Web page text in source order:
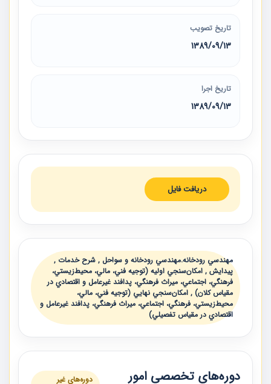
تاریخ تصویب
1389/09/13
تاریخ اجرا
1389/09/13
دریافت فایل
مهندسي رودخانه.مهندسي رودخانه و سواحل , شرح خدمات ,
پيدايش , امكان‌سنجي اوليه (توجيه فني، مالي، محيط‌زيستي،
فرهنگي، اجتماعي، ميراث فرهنگي، پدافند غيرعامل و اقتصادي در
مقياس كلان) , امكان‌سنجي نهايي (توجيه فني، مالي،
محيط‌زيستي، فرهنگي، اجتماعي، ميراث فرهنگي، پدافند غيرعامل و
اقتصادي در مقياس تفصيلي)
دوره‌های تخصصی امور دوره‌های غیر